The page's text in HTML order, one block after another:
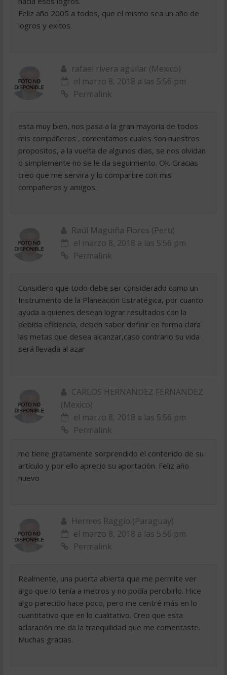
Feliz año 2005 a todos, que el mismo sea un año de
logros y exitos.
rafael rivera aguilar (Mexico)
el marzo 8, 2018 a las 5:56 pm
Permalink
esta muy bien, nos pasa a la gran mayoria de todos
mis compañeros , comentamos cuales son nuestros
propositos, a la vuelta de algunos dias, se nos olvidan
o simplemente no se le da seguimiento. Ok. Gracias
creo que me servira y lo compartire con mis
compañeros y amigos.
Raúl Maguiña Flores (Peru)
el marzo 8, 2018 a las 5:56 pm
Permalink
Considero que todo debe ser considerado como un
Instrumento de la Planeación Estratégica, por cuanto
ayuda a quienes desean lograr resultados con la
debida eficiencia, deben saber definir en forma clara
las metas que desea alcanzar,caso contrario su vida
será llevada al azar
CARLOS HERNANDEZ FERNANDEZ
(Mexico)
el marzo 8, 2018 a las 5:56 pm
Permalink
me tiene gratamente sorprendido el contenido de su
artículo y por ello aprecio su aportaciòn. Feliz año
nuevo
Hermes Raggio (Paraguay)
el marzo 8, 2018 a las 5:56 pm
Permalink
Realmente, una puerta abierta que me permite ver
algo que lo tenía a metros y no podía percibirlo. Hice
algo parecido hace poco, pero me centré más en lo
cuantitativo que en lo cualitativo. Creo que esta
aclaración me da la tranquilidad que me comentaste.
Muchas gracias.